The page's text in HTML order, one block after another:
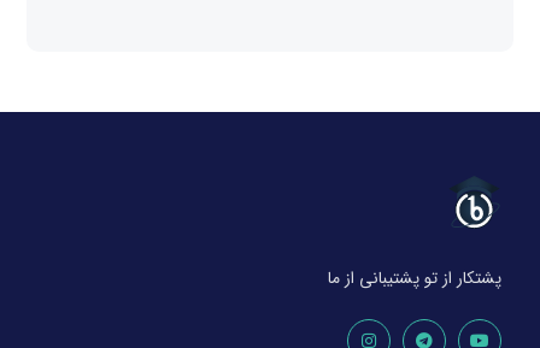
پشتکار از تو پشتیبانی از ما